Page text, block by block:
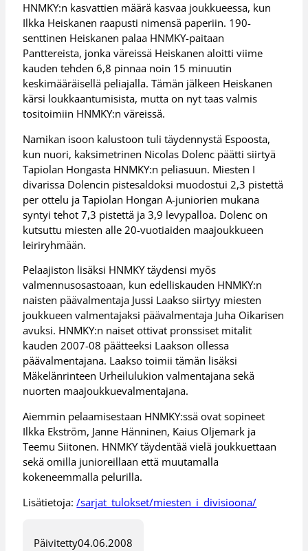
HNMKY:n kasvattien määrä kasvaa joukkueessa, kun
Ilkka Heiskanen raapusti nimensä paperiin. 190-
senttinen Heiskanen palaa HNMKY-paitaan
Panttereista, jonka väreissä Heiskanen aloitti viime
kauden tehden 6,8 pinnaa noin 15 minuutin
keskimääräisellä peliajalla. Tämän jälkeen Heiskanen
kärsi loukkaantumisista, mutta on nyt taas valmis
tositoimiin HNMKY:n väreissä.
Namikan isoon kalustoon tuli täydennystä Espoosta,
kun nuori, kaksimetrinen Nicolas Dolenc päätti siirtyä
Tapiolan Hongasta HNMKY:n peliasuun. Miesten I
divarissa Dolencin pistesaldoksi muodostui 2,3 pistettä
per ottelu ja Tapiolan Hongan A-juniorien mukana
syntyi tehot 7,3 pistettä ja 3,9 levypalloa. Dolenc on
kutsuttu miesten alle 20-vuotiaiden maajoukkueen
leiriryhmään.
Pelaajiston lisäksi HNMKY täydensi myös
valmennusosastoaan, kun edelliskauden HNMKY:n
naisten päävalmentaja Jussi Laakso siirtyy miesten
joukkueen valmentajaksi päävalmentaja Juha Oikarisen
avuksi. HNMKY:n naiset ottivat pronssiset mitalit
kauden 2007-08 päätteeksi Laakson ollessa
päävalmentajana. Laakso toimii tämän lisäksi
Mäkelänrinteen Urheilulukion valmentajana sekä
nuorten maajoukkuevalmentajana.
Aiemmin pelaamisestaan HNMKY:ssä ovat sopineet
Ilkka Ekström, Janne Hänninen, Kaius Oljemark ja
Teemu Siitonen. HNMKY täydentää vielä joukkuettaan
sekä omilla junioreillaan että muutamalla
kokeneemmalla pelurilla.
Lisätietoja:/sarjat_tulokset/miesten_i_divisioona/
Päivitetty04.06.2008